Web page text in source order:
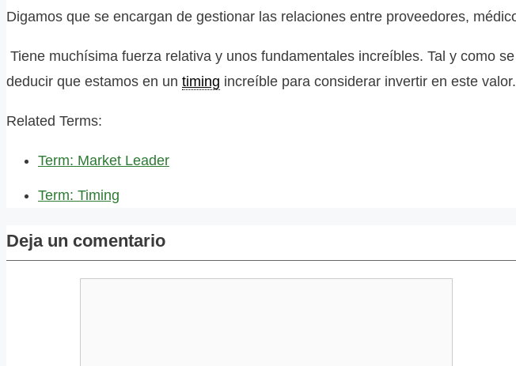
Digamos que se encargan de gestionar las relaciones entre proveedores,
Tiene muchísima fuerza relativa y unos fundamentales increíbles. Tal y como
deducir que estamos en un timing increíble para considerar invertir en este valor.
Related Terms:
Term: Market Leader
Term: Timing
Deja un comentario